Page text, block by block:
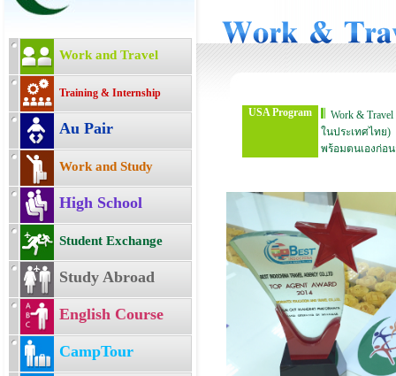
Work and Travel
Training & Internship
Au Pair
Work and Study
High School
Student Exchange
Study Abroad
English Course
CampTour
USA Program
Work & Travel
ในประเทศไทย)
พร้อมตนเองก่อ